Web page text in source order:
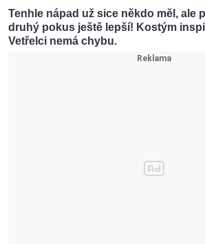
Tenhle nápad už sice někdo měl, ale
druhý pokus ještě lepší! Kostým
Vetřelci nemá chybu.